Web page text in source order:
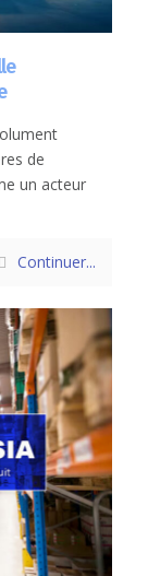
de
un acteur
Continuer...